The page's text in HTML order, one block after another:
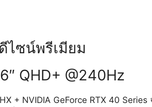
ไซน์พรีเมียม
QHD+ @240Hz
+ NVIDIA GeForce RTX 40 Series